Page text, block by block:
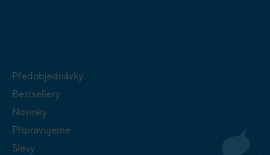
Předobjednávky
Bestsellery
Novinky
Připravujeme
Slevy